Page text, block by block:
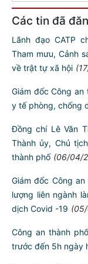
Các tin đã
Lãnh đạo CATP
Tham mưu, Cảnh
về trật tự xã hội
Giám đốc Công
y tế phòng, chống
Đồng chí Lê Văn
Thành ủy, Chủ
thành phố (06/04/
Giám đốc Công
lượng liên ngành
dịch Covid -19
Công an thành
trước đến 5h ngày